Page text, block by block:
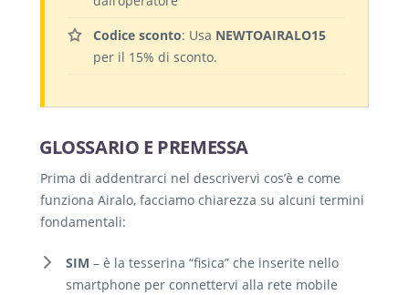
Codice sconto: Usa NEWTOAIRALO15
per il 15% di sconto.
GLOSSARIO E PREMESSA
Prima di addentrarci nel descrivervi cos’è e come
funziona Airalo, facciamo chiarezza su alcuni termini
fondamentali:
SIM – è la tesserina “fisica” che inserite nello
smartphone per connettervi alla rete mobile